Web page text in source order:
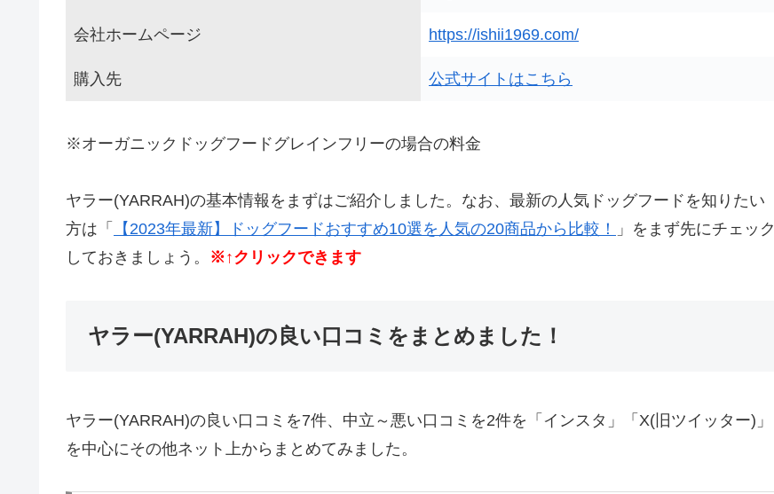
会社ホームページ https://ishii1969.com/
購入先 公式サイトはこちら
※オーガニックドッグフードグレインフリーの場合の料金
ヤラー(YARRAH)の基本情報をまずはご紹介しました。なお、最新の人気ドッグフードを知りたい
方は「
【2023年最新】ドッグフードおすすめ10選を人気の20商品から比較！
」をまず先にチェック
しておきましょう。 ※↑クリックできます
ヤラー(YARRAH)の良い口コミをまとめました！
ヤラー(YARRAH)の良い口コミを7件、中立～悪い口コミを2件を「インスタ」「X(旧ツイッター)」
を中心にその他ネット上からまとめてみました。